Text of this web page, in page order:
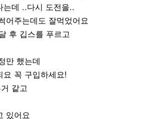
데 ..다시 도전을..
어주는데도 잘먹었어요
후 깁스를 푸르고
만 했는데
꼭 구입하세요!
같고
있어요